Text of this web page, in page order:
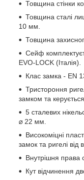
Товщина стінки
Товщина сталі
10 мм.
Товщина
Сейф
EVO-LOCK (Італія).
Клас замка - EN
Тристороння
замком та
5 сталевих
⌀ 22 мм.
Високоміцні
замок та ригелі
Внутрішня права
Кут відчинення